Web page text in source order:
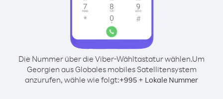
Die Nummer über die Viber-Wähltastatur wählen.Um
Georgien aus Globales mobiles Satellitensystem
anzurufen, wähle wie folgt:+995 + Lokale Nummer